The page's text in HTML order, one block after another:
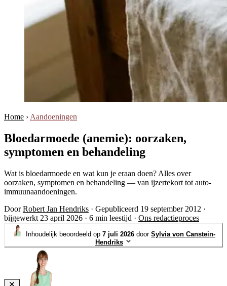
Home › Aandoeningen
Bloedarmoede (anemie): oorzaken,
symptomen en behandeling
Wat is bloedarmoede en wat kun je eraan doen? Alles over
oorzaken, symptomen en behandeling — van ijzertekort tot auto-
immuunaandoeningen.
DoorRobert Jan Hendriks · Gepubliceerd 19 september 2012 ·
bijgewerkt 23 april 2026 · 6 min leestijd · Ons redactieproces
Inhoudelijk beoordeeld op 7 juli 2026 door Sylvia von Canstein-
Hendriks